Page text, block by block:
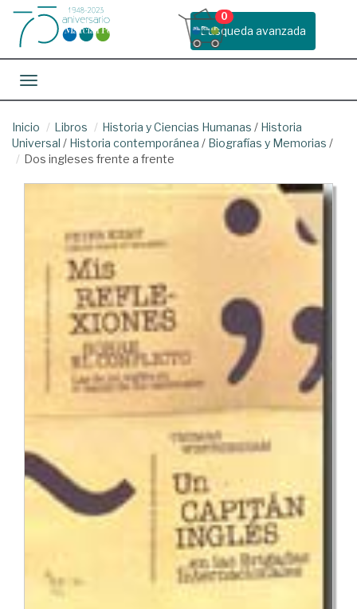
Busqueda avanzada
0
Toggle navigation
Inicio Libros Historia y Ciencias Humanas / Historia
Universal / Historia contemporánea / Biografías y Memorias /
Dos ingleses frente a frente